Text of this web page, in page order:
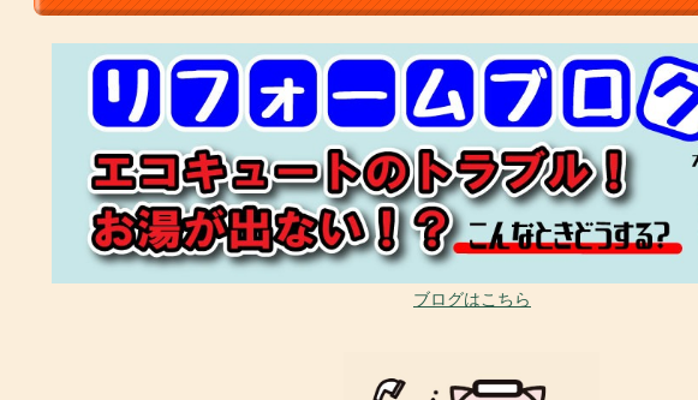
ブログはこちら